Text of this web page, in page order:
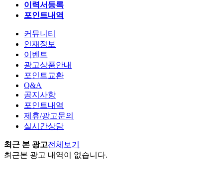
이력서등록
포인트내역
커뮤니티
인재정보
이벤트
광고상품안내
포인트교환
Q&A
공지사항
포인트내역
제휴/광고문의
실시간상담
최근 본 광고전체보기
최근본 광고 내역이 없습니다.